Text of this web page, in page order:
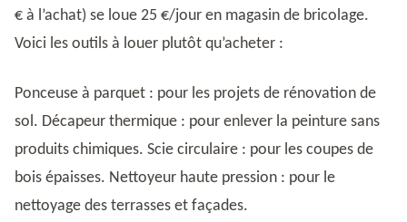
€ à l’achat) se loue 25 €/jour en magasin de bricolage.
Voici les outils à louer plutôt qu’acheter :
Ponceuse à parquet : pour les projets de rénovation de
sol. Décapeur thermique : pour enlever la peinture sans
produits chimiques. Scie circulaire : pour les coupes de
bois épaisses. Nettoyeur haute pression : pour le
nettoyage des terrasses et façades.